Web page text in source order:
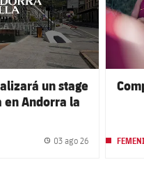
un stage
Andorra la
Fecha de
03 ago 26